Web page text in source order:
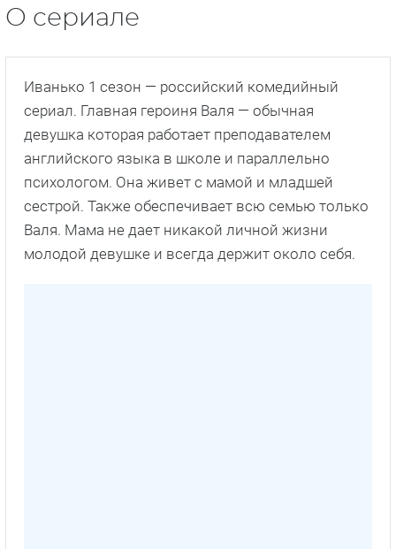
О сериале
Иванько 1 сезон — российский комедийный
сериал. Главная героиня Валя — обычная
девушка которая работает преподавателем
английского языка в школе и параллельно
психологом. Она живет с мамой и младшей
сестрой. Также обеспечивает всю семью только
Валя. Мама не дает никакой личной жизни
молодой девушке и всегда держит около себя.